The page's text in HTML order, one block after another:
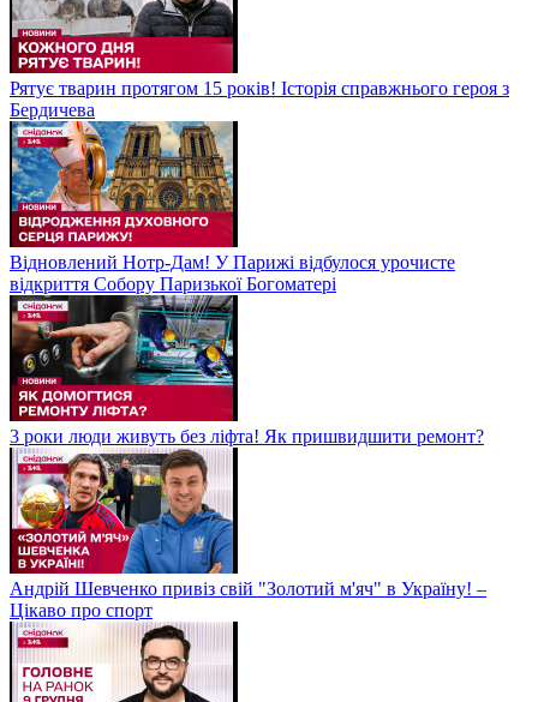
Рятує тварин протягом 15 років! Історія справжнього героя з
Бердичева
Відновлений Нотр-Дам! У Парижі відбулося урочисте
відкриття Собору Паризької Богоматері
3 роки люди живуть без ліфта! Як пришвидшити ремонт?
Андрій Шевченко привіз свій "Золотий м'яч" в Україну! –
Цікаво про спорт